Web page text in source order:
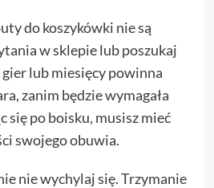
do koszykówki nie są
w sklepie lub poszukaj
lub miesięcy powinna
zanim będzie wymagała
się po boisku, musisz mieć
swojego obuwia.
nie wychylaj się. Trzymanie